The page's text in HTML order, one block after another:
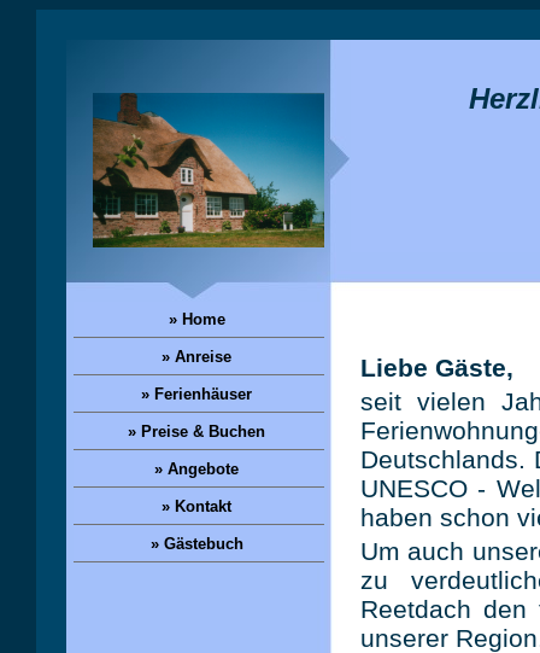
» Home
» Anreise
» Ferienhäuser
» Preise & Buchen
» Angebote
» Kontakt
» Gästebuch
Liebe Gäste,
seit vielen
Deutschlands.
UNESCO -
haben schon
Um auch
zu
Reetdach den
unserer